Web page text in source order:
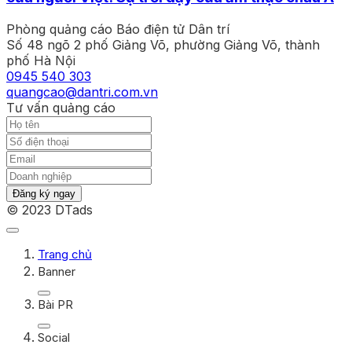
Phòng quảng cáo Báo điện tử Dân trí
Số 48 ngõ 2 phố Giảng Võ, phường Giảng Võ, thành
phố Hà Nội
0945 540 303
quangcao@dantri.com.vn
Tư vấn quảng cáo
Đăng ký ngay
© 2023 DTads
Trang chủ
Banner
Bài PR
Social